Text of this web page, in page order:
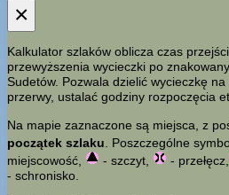
×
Kalkulator szlaków oblicza czas
przewyższenia wycieczki po
Sudetów. Pozwala dzielić wycieczkę
przerwy, ustalać godziny rozpoczęcia
Na mapie zaznaczone są miejsca, z
początek szlaku . Poszczególne
miejscowość,
- szczyt, - przełęcz,
- schronisko.